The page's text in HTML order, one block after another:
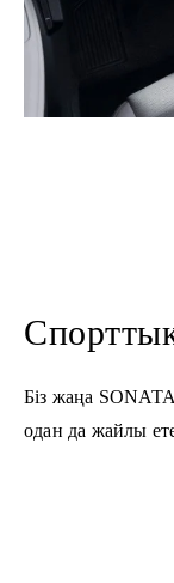
Біз жаңа SONATA
одан да жайлы